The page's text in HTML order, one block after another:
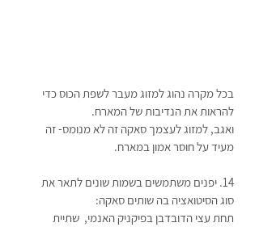
בכל מקרה נהוג למזוג מעבר לשפת הכוס כדי
להראות את הנדיבות של המארח.
ואגב, למזוג לעצמך סאקה זה לא מנומס- זה
מעיד על חוסר אמון במארח.
14. יפנים משתמשים בשמות שונים לתאר את
סוג הסיטואציה בה שותים סאקה:
תחת עצי הדובדבן בפיקניק האנמי,  שתיית